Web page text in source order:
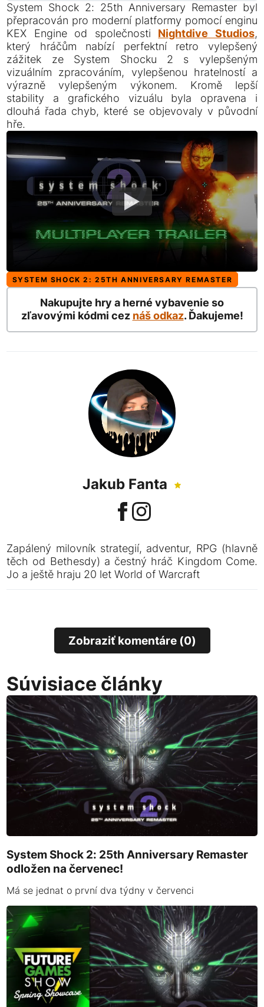
System Shock 2: 25th Anniversary Remaster byl
přepracován pro moderní platformy pomocí enginu
KEX Engine od společnosti Nightdive Studios,
který hráčům nabízí perfektní retro vylepšený
zážitek ze System Shocku 2 s vylepšeným
vizuálním zpracováním, vylepšenou hratelností a
výrazně vylepšeným výkonem. Kromě lepší
stability a grafického vizuálu byla opravena i
dlouhá řada chyb, které se objevovaly v původní
hře.
SYSTEM SHOCK 2: 25TH ANNIVERSARY REMASTER
Nakupujte hry a herné vybavenie so
zľavovými kódmi cez náš odkaz. Ďakujeme!
Jakub Fanta
Zapálený milovník strategií, adventur, RPG (hlavně
těch od Bethesdy) a čestný hráč Kingdom Come.
Jo a ještě hraju 20 let World of Warcraft
Zobraziť komentáre (0)
Súvisiace články
System Shock 2: 25th Anniversary Remaster
odložen na červenec!
Má se jednat o první dva týdny v červenci